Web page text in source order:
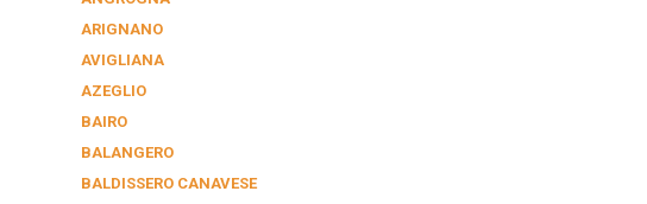
ARIGNANO
AVIGLIANA
AZEGLIO
BAIRO
BALANGERO
BALDISSERO CANAVESE